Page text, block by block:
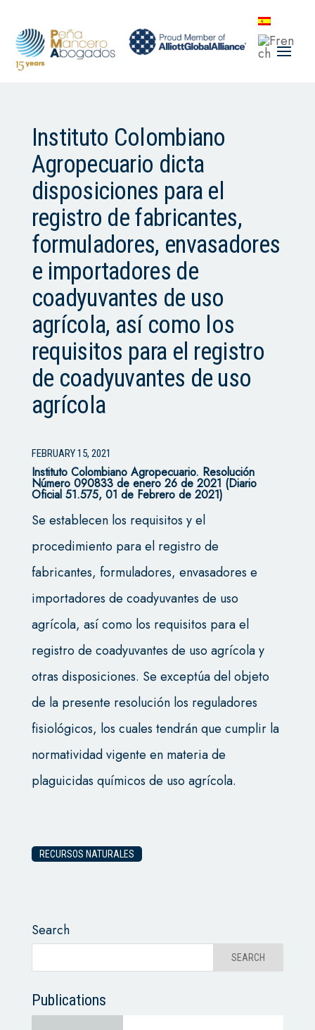
Instituto Colombiano
Agropecuario dicta
disposiciones para el
registro de fabricantes,
formuladores, envasadores
e importadores de
coadyuvantes de uso
agrícola, así como los
requisitos para el registro
de coadyuvantes de uso
agrícola
FEBRUARY 15, 2021
Instituto Colombiano Agropecuario. Resolución
Número 090833 de enero 26 de 2021 (Diario
Oficial 51.575, 01 de Febrero de 2021)
Se establecen los requisitos y el
procedimiento para el registro de
fabricantes, formuladores, envasadores e
importadores de coadyuvantes de uso
agrícola, así como los requisitos para el
registro de coadyuvantes de uso agrícola y
otras disposiciones. Se exceptúa del objeto
de la presente resolución los reguladores
fisiológicos, los cuales tendrán que cumplir la
normatividad vigente en materia de
plaguicidas químicos de uso agrícola.
RECURSOS NATURALES
Search
Publications